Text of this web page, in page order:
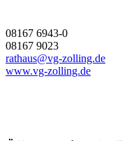
08167 6943-0
08167 9023
rathaus@vg-zolling.de
www.vg-zolling.de